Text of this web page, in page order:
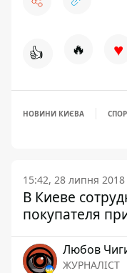
👍 🔥 ♥
НОВИНИ КИЄВА
15:42, 28 липня 2018
В Киеве
покупателя
Любов
ЖУРНАЛІСТ